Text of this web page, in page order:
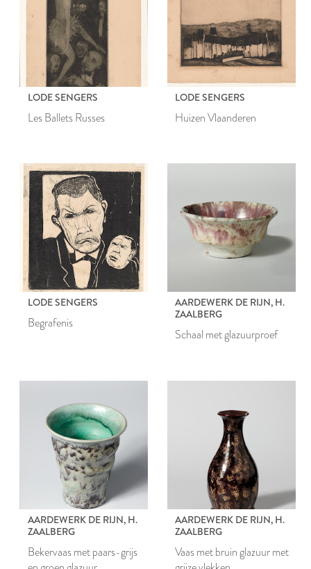
LODE SENGERS
Les Ballets Russes
LODE SENGERS
Huizen Vlaanderen
LODE SENGERS
Begrafenis
AARDEWERK DE RIJN, H.
ZAALBERG
Schaal met glazuurproef
AARDEWERK DE RIJN, H.
ZAALBERG
Bekervaas met paars-grijs
AARDEWERK DE RIJN, H.
ZAALBERG
Vaas met bruin glazuur met